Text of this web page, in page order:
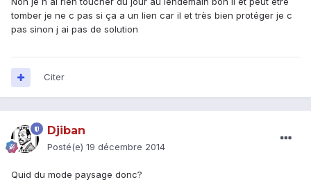
tomber je ne c pas si ça a un lien car il et très bien protéger je c
pas sinon j ai pas de solution
Citer
Djiban
Posté(e) 19 décembre 2014
Quid du mode paysage donc?